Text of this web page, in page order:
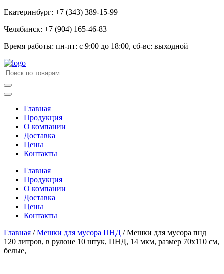
Екатеринбург: +7 (343) 389-15-99
Челябинск: +7 (904) 165-46-83
Время работы: пн-пт: с 9:00 до 18:00, сб-вс: выходной
Главная
Продукция
О компании
Доставка
Цены
Контакты
Главная
Продукция
О компании
Доставка
Цены
Контакты
Главная /Мешки для мусора ПНД / Мешки для мусора пнд
120 литров, в рулоне 10 штук, ПНД, 14 мкм, размер 70х110 см,
белые,